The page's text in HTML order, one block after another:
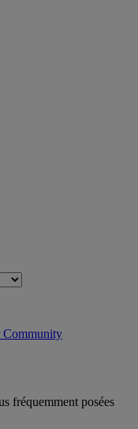
Community
fréquemment posées